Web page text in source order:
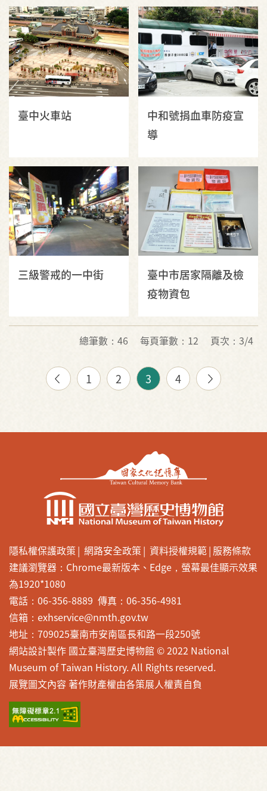
Taichung）
臺中火車站
中和號捐血車防疫宣
導
三級警戒的一中街
臺中市居家隔離及檢
疫物資包
總筆數：46 每頁筆數：12 頁次：3/4
1 2 3 4
隱私權保護政策 網路安全政策 資料授權規範 服務條款
建議瀏覽器：Chrome最新版本、Edge，螢幕最佳顯示效果
為1920*1080
電話：06-356-8889 傳真：06-356-4981
信箱：exhservice@nmth.gov.tw
地址：709025臺南市安南區長和路一段250號
網站設計製作 國立臺灣歷史博物館 © 2022 National
Museum of Taiwan History. All Rights reserved.
展覽圖文內容 著作財產權由各策展人權責自負